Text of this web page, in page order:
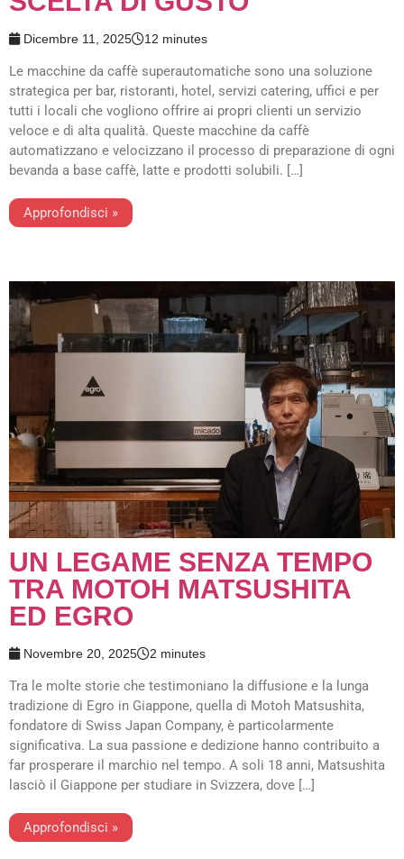
Dicembre 11, 2025 12 minutes
Le macchine da caffè superautomatiche sono una soluzione
strategica per bar, ristoranti, hotel, servizi catering, uffici e per
tutti i locali che vogliono offrire ai propri clienti un servizio
veloce e di alta qualità. Queste macchine da caffè
automatizzano e velocizzano il processo di preparazione di ogni
bevanda a base caffè, latte e prodotti solubili. […]
Approfondisci »
UN LEGAME SENZA TEMPO
TRA MOTOH MATSUSHITA
ED EGRO
Novembre 20, 2025 2 minutes
Tra le molte storie che testimoniano la diffusione e la lunga
tradizione di Egro in Giappone, quella di Motoh Matsushita,
fondatore di Swiss Japan Company, è particolarmente
significativa. La sua passione e dedizione hanno contribuito a
far prosperare il marchio nel tempo. A soli 18 anni, Matsushita
lasciò il Giappone per studiare in Svizzera, dove […]
Approfondisci »